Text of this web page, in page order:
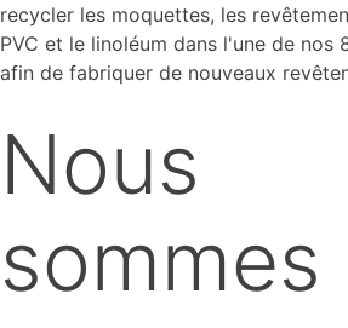
recycler les moquettes, les
PVC et le linoléum dans l'une de nos
afin de fabriquer de nouveaux
Nous
sommes